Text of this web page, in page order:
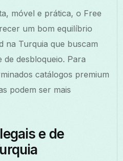
móvel e prática, o Free
um bom equilíbrio
na Turquia que buscam
de desbloqueio. Para
catálogos premium
podem ser mais
e de